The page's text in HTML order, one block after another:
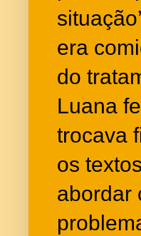
era
do
Luana
trocava
os
abordar